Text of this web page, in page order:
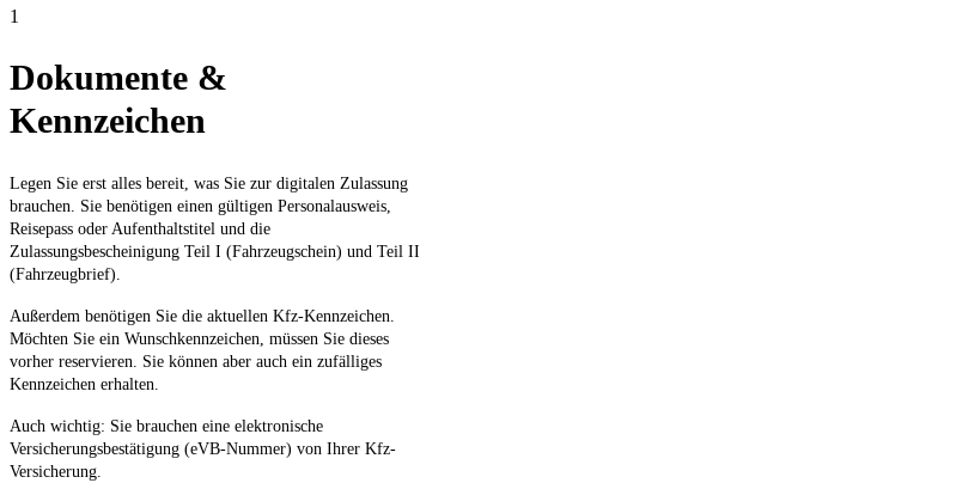
1
Dokumente &
Kennzeichen
Legen Sie erst alles bereit, was Sie zur digitalen Zulassung
brauchen. Sie benötigen einen gültigen Personalausweis,
Reisepass oder Aufenthaltstitel und die
Zulassungsbescheinigung Teil I (Fahrzeugschein) und Teil II
(Fahrzeugbrief).
Außerdem benötigen Sie die aktuellen Kfz-Kennzeichen.
Möchten Sie ein Wunschkennzeichen, müssen Sie dieses
vorher reservieren. Sie können aber auch ein zufälliges
Kennzeichen erhalten.
Auch wichtig: Sie brauchen eine elektronische
Versicherungsbestätigung (eVB-Nummer) von Ihrer Kfz-
Versicherung.